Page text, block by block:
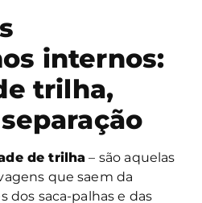
internos:
trilha,
de trilha – são aquelas
que saem da
dos saca-palhas e das